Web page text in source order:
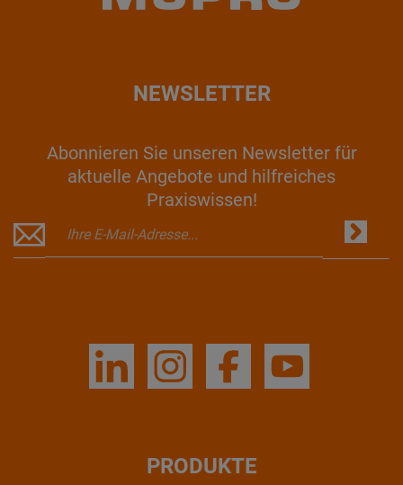
NEWSLETTER
Abonnieren Sie unseren Newsletter für
aktuelle Angebote und hilfreiches
Praxiswissen!
PRODUKTE